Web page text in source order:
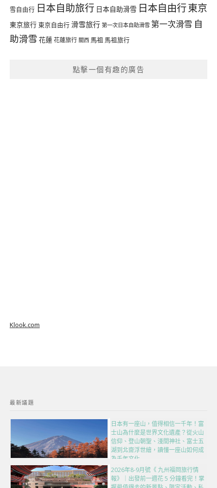
雪自由行 日本自助旅行 日本自助滑雪 日本自由行東京
東京旅行 東京自由行 滑雪旅行 第一次日本自助滑雪 第一次滑雪 自
助滑雪 花蓮花蓮旅行 關西 馬祖 馬祖旅行
點擊一個有趣的廣告
Klook.com
最新議題
日本有一座山，值得相信一千年！富
士山為什麼是世界文化遺產？從火山
信仰、登山朝聖、淺間神社、富士五
湖到北齋浮世繪，讀懂一座山如何成
為千年文化
2026年8-9月號《 九州福岡旅行情
報》｜出發前一週花 5 分鐘看完！掌